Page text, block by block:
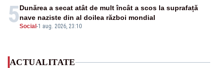
5Social -1 aug. 2026, 23:10
Dunărea a secat atât de mult încât a scos la suprafață
nave naziste din al doilea război mondial
ACTUALITATE